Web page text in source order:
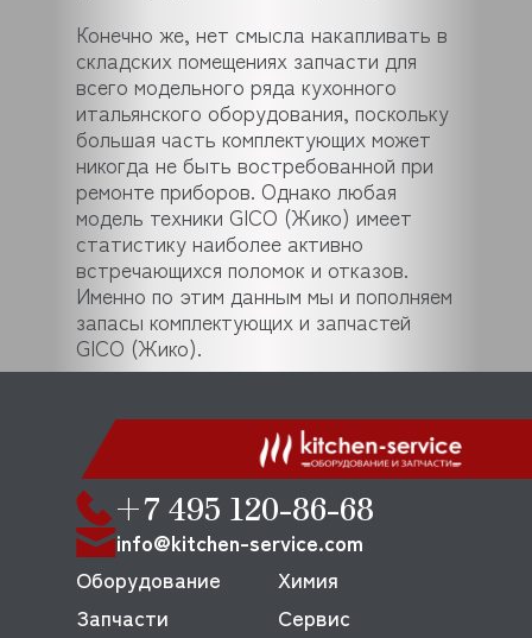
Конечно же, нет смысла накапливать в
складских помещениях запчасти для
всего модельного ряда кухонного
итальянского оборудования, поскольку
большая часть комплектующих может
никогда не быть востребованной при
ремонте приборов. Однако любая
модель техники GICO (Жико) имеет
статистику наиболее активно
встречающихся поломок и отказов.
Именно по этим данным мы и пополняем
запасы комплектующих и запчастей
GICO (Жико).
+7 495 120-86-68
info@kitchen-service.com
Оборудование
Запчасти
Химия
Сервис